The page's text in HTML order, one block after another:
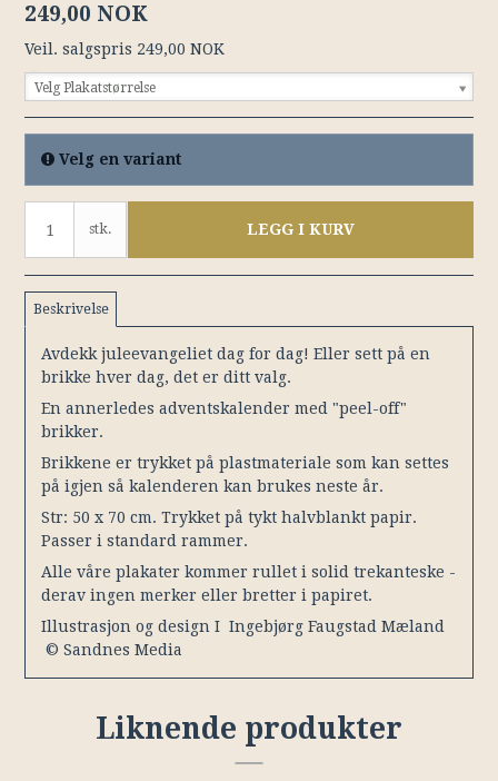
249,00 NOK
Veil. salgspris 249,00 NOK
Velg Plakatstørrelse
Velg en variant
stk. LEGG I KURV
Beskrivelse
Avdekk juleevangeliet dag for dag! Eller sett på en
brikke hver dag, det er ditt valg.
En annerledes adventskalender med "peel-off"
brikker.
Brikkene er trykket på plastmateriale som kan settes
på igjen så kalenderen kan brukes neste år.
Str: 50 x 70 cm. Trykket på tykt halvblankt papir.
Passer i standard rammer.
Alle våre plakater kommer rullet i solid trekanteske -
derav ingen merker eller bretter i papiret.
Illustrasjon og design I Ingebjørg Faugstad Mæland
© Sandnes Media
Liknende produkter